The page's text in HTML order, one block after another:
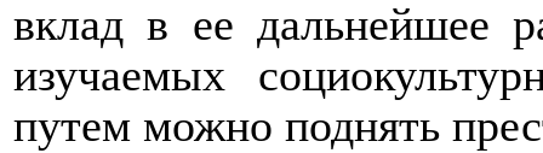
вклад в ее дальнейшее
изучаемых
путем можно поднять